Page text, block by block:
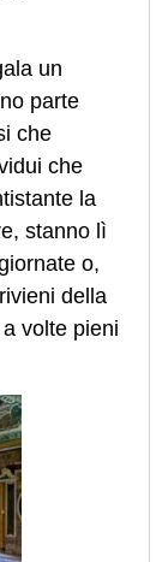
un
parte
che
che
la
stanno lì
o,
della
volte pieni